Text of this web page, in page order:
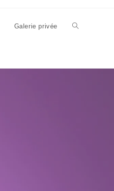
Galerie privée Toggle